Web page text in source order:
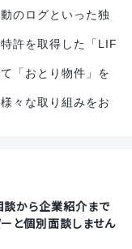
のログといった独
許を取得した「LIF
「おとり物件」を
々な取り組みをお
談から企業紹介まで
と個別面談しません